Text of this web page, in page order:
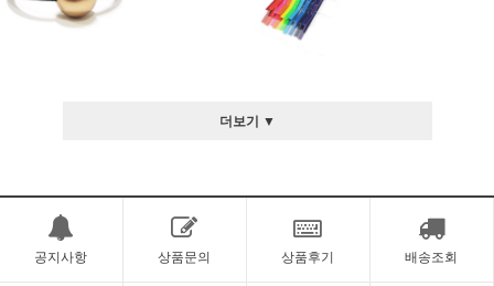
더보기 ▼
공지사항 상품문의 상품후기 배송조회